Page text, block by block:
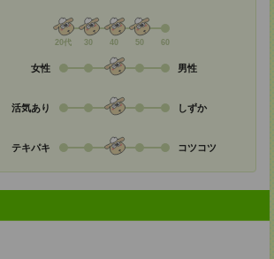
20代 30 40 50 60
女性 男性
活気あり しずか
テキパキ コツコツ